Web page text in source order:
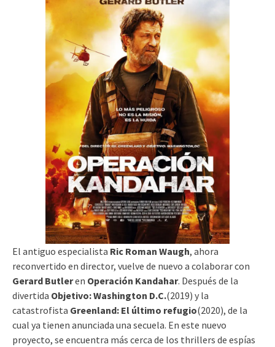
El antiguo especialista Ric Roman Waugh, ahora
reconvertido en director, vuelve de nuevo a colaborar con
Gerard Butleren Operación Kandahar. Después de la
divertida Objetivo: Washington D.C.(2019) y la
catastrofista Greenland: El último refugio(2020), de la
cual ya tienen anunciada una secuela. En este nuevo
proyecto, se encuentra más cerca de los thrillers de espías